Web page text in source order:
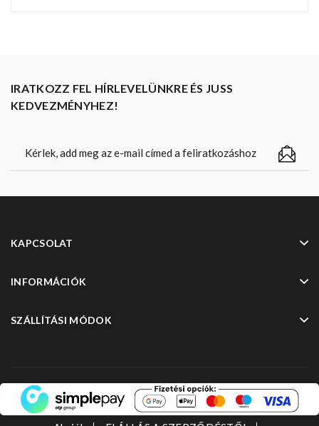
IRATKOZZ FEL HÍRLEVELÜNKRE ÉS JUSS
KEDVEZMÉNYHEZ!
KAPCSOLAT
INFORMÁCIÓK
SZÁLLÍTÁSI MÓDOK